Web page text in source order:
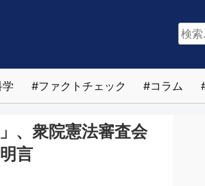
検
索:
学 ファクトチェック コラム
、衆院憲法審査会
言